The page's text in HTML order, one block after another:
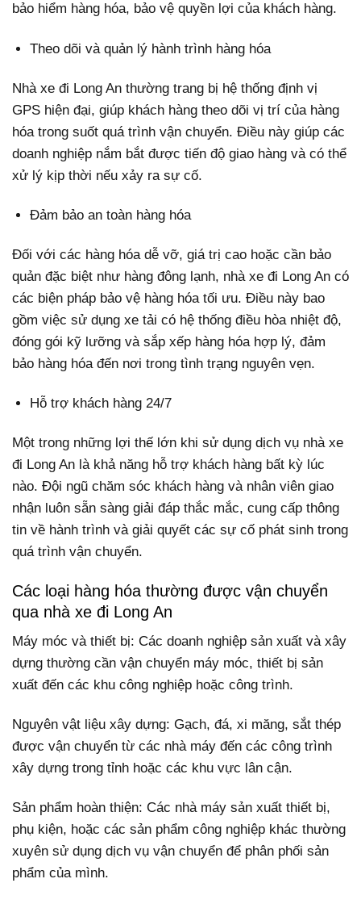
bảo hiểm hàng hóa, bảo vệ quyền lợi của khách hàng.
Theo dõi và quản lý hành trình hàng hóa
Nhà xe đi Long An thường trang bị hệ thống định vị
GPS hiện đại, giúp khách hàng theo dõi vị trí của hàng
hóa trong suốt quá trình vận chuyển. Điều này giúp các
doanh nghiệp nắm bắt được tiến độ giao hàng và có thể
xử lý kịp thời nếu xảy ra sự cố.
Đảm bảo an toàn hàng hóa
Đối với các hàng hóa dễ vỡ, giá trị cao hoặc cần bảo
quản đặc biệt như hàng đông lạnh, nhà xe đi Long An có
các biện pháp bảo vệ hàng hóa tối ưu. Điều này bao
gồm việc sử dụng xe tải có hệ thống điều hòa nhiệt độ,
đóng gói kỹ lưỡng và sắp xếp hàng hóa hợp lý, đảm
bảo hàng hóa đến nơi trong tình trạng nguyên vẹn.
Hỗ trợ khách hàng 24/7
Một trong những lợi thế lớn khi sử dụng dịch vụ nhà xe
đi Long An là khả năng hỗ trợ khách hàng bất kỳ lúc
nào. Đội ngũ chăm sóc khách hàng và nhân viên giao
nhận luôn sẵn sàng giải đáp thắc mắc, cung cấp thông
tin về hành trình và giải quyết các sự cố phát sinh trong
quá trình vận chuyển.
Các loại hàng hóa thường được vận chuyển
qua nhà xe đi Long An
Máy móc và thiết bị: Các doanh nghiệp sản xuất và xây
dựng thường cần vận chuyển máy móc, thiết bị sản
xuất đến các khu công nghiệp hoặc công trình.
Nguyên vật liệu xây dựng: Gạch, đá, xi măng, sắt thép
được vận chuyển từ các nhà máy đến các công trình
xây dựng trong tỉnh hoặc các khu vực lân cận.
Sản phẩm hoàn thiện: Các nhà máy sản xuất thiết bị,
phụ kiện, hoặc các sản phẩm công nghiệp khác thường
xuyên sử dụng dịch vụ vận chuyển để phân phối sản
phẩm của mình.